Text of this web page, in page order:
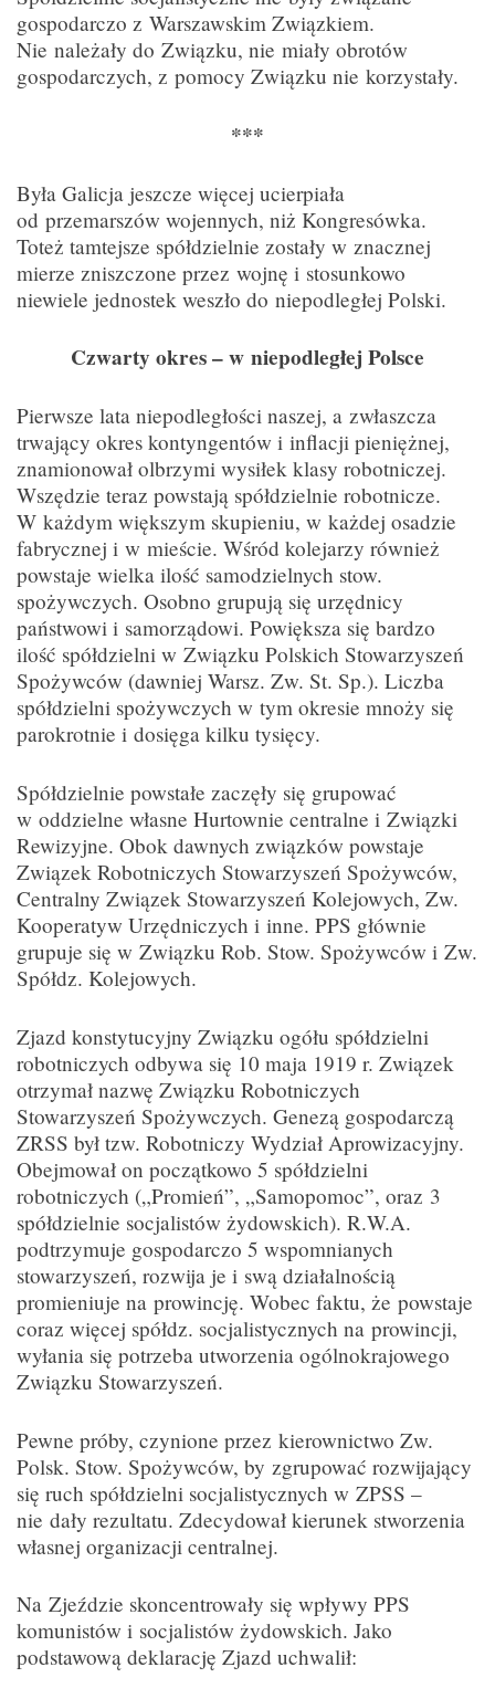
gospodarczo z Warszawskim Związkiem.
Nie należały do Związku, nie miały obrotów
gospodarczych, z pomocy Związku nie korzystały.
***
Była Galicja jeszcze więcej ucierpiała
od przemarszów wojennych, niż Kongresówka.
Toteż tamtejsze spółdzielnie zostały w znacznej
mierze zniszczone przez wojnę i stosunkowo
niewiele jednostek weszło do niepodległej Polski.
Czwarty okres – w niepodległej Polsce
Pierwsze lata niepodległości naszej, a zwłaszcza
trwający okres kontyngentów i inflacji pieniężnej,
znamionował olbrzymi wysiłek klasy robotniczej.
Wszędzie teraz powstają spółdzielnie robotnicze.
W każdym większym skupieniu, w każdej osadzie
fabrycznej i w mieście. Wśród kolejarzy również
powstaje wielka ilość samodzielnych stow.
spożywczych. Osobno grupują się urzędnicy
państwowi i samorządowi. Powiększa się bardzo
ilość spółdzielni w Związku Polskich Stowarzyszeń
Spożywców (dawniej Warsz. Zw. St. Sp.). Liczba
spółdzielni spożywczych w tym okresie mnoży się
parokrotnie i dosięga kilku tysięcy.
Spółdzielnie powstałe zaczęły się grupować
w oddzielne własne Hurtownie centralne i Związki
Rewizyjne. Obok dawnych związków powstaje
Związek Robotniczych Stowarzyszeń Spożywców,
Centralny Związek Stowarzyszeń Kolejowych, Zw.
Kooperatyw Urzędniczych i inne. PPS głównie
grupuje się w Związku Rob. Stow. Spożywców i Zw.
Spółdz. Kolejowych.
Zjazd konstytucyjny Związku ogółu spółdzielni
robotniczych odbywa się 10 maja 1919 r. Związek
otrzymał nazwę Związku Robotniczych
Stowarzyszeń Spożywczych. Genezą gospodarczą
ZRSS był tzw. Robotniczy Wydział Aprowizacyjny.
Obejmował on początkowo 5 spółdzielni
robotniczych („Promień”, „Samopomoc”, oraz 3
spółdzielnie socjalistów żydowskich). R.W.A.
podtrzymuje gospodarczo 5 wspomnianych
stowarzyszeń, rozwija je i swą działalnością
promieniuje na prowincję. Wobec faktu, że powstaje
coraz więcej spółdz. socjalistycznych na prowincji,
wyłania się potrzeba utworzenia ogólnokrajowego
Związku Stowarzyszeń.
Pewne próby, czynione przez kierownictwo Zw.
Polsk. Stow. Spożywców, by zgrupować rozwijający
się ruch spółdzielni socjalistycznych w ZPSS –
nie dały rezultatu. Zdecydował kierunek stworzenia
własnej organizacji centralnej.
Na Zjeździe skoncentrowały się wpływy PPS
komunistów i socjalistów żydowskich. Jako
podstawową deklarację Zjazd uchwalił: